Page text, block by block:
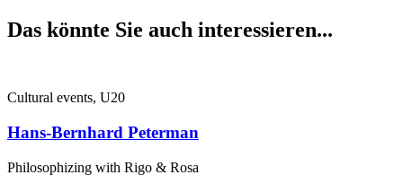
Das könnte Sie auch interessieren...
Cultural events, U20
Hans-Bernhard Peterman
Philosophizing with Rigo & Rosa